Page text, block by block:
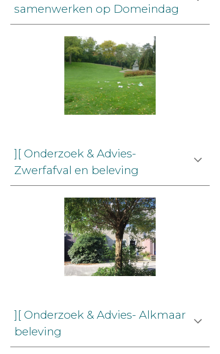
samenwerken op Domeindag
][ Onderzoek & Advies-
Zwerfafval en beleving
][ Onderzoek & Advies- Alkmaar
beleving